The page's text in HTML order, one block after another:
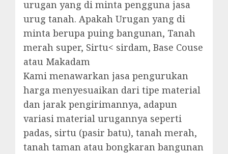
urugan yang di minta pengguna jasa
urug tanah. Apakah Urugan yang di
minta berupa puing bangunan, Tanah
merah super, Sirtu< sirdam, Base Couse
atau Makadam
Kami menawarkan jasa pengurukan
harga menyesuaikan dari tipe material
dan jarak pengirimannya, adapun
variasi material urugannya seperti
padas, sirtu (pasir batu), tanah merah,
tanah taman atau bongkaran bangunan